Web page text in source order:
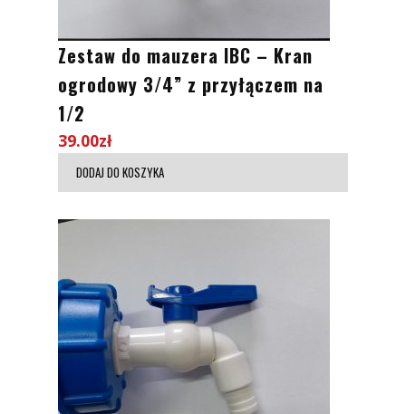
Zestaw do mauzera IBC – Kran
ogrodowy 3/4” z przyłączem na
1/2
39.00zł
DODAJ DO KOSZYKA